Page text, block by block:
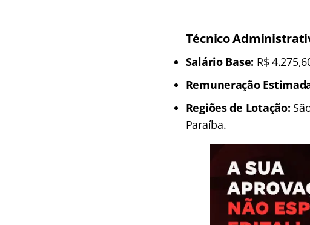
Técnico
Salário Base: R$
Remuneração
Regiões de Lotação:
Paraíba.